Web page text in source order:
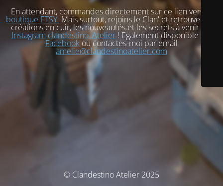
En attendant, commandes directement sur ce lien vers
boutique ETSY Mais surtout, rejoins le Clan' et retrouve mes
créations en cuir, les nouveautés et les secrets à venir sur
Instagram clandestino_Atelier ! Egalement disponible sur
Facebook ou contactes-moi par email
amelie@clandestinoatelier.com
© Clandestino Atelier 2025